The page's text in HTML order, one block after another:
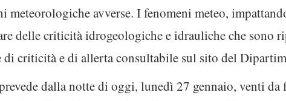
meteorologiche avverse. I fenomeni meteo,
delle criticità idrogeologiche e idrauliche che sono
di criticità e di allerta consultabile sul sito del
dalla notte di oggi, lunedì 27 gennaio, venti da